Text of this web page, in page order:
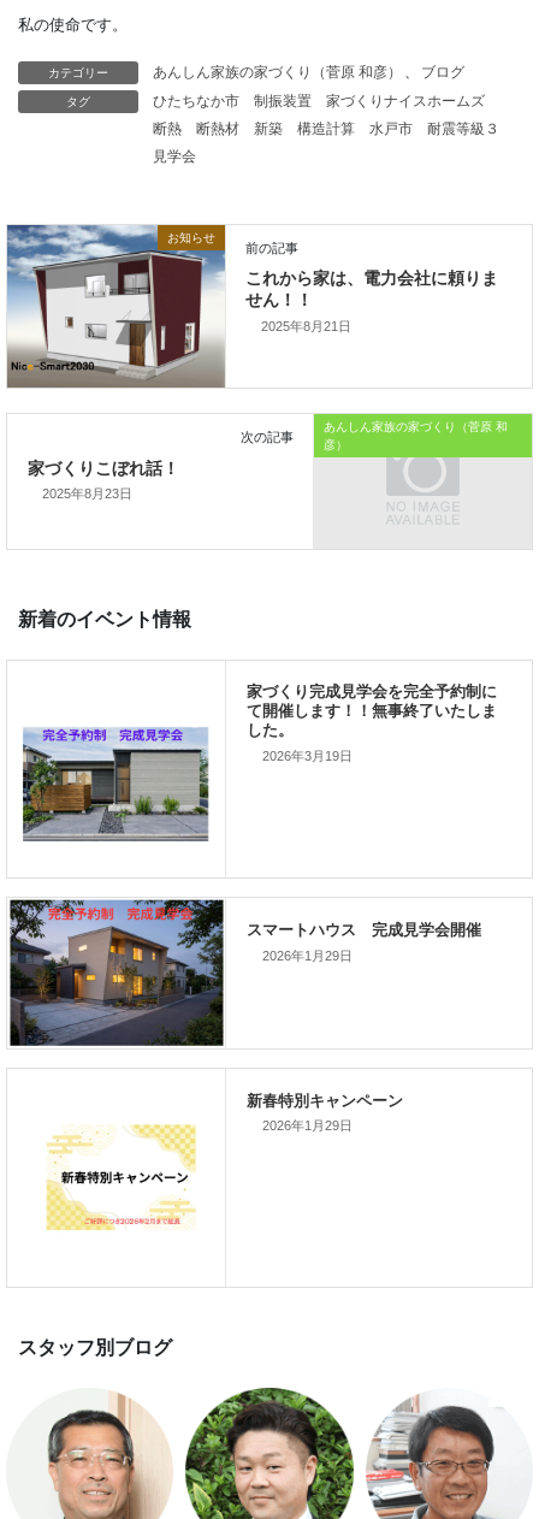
優先順位のメリットを活かせます。
「遊んでから宿題する？
宿題してから遊ぶ？」
というお子さんとの話し合いにも
本日はこれまでです。
では、では。
「家づくりを通じて、
カテゴリー あんしん家族の家づくり（菅原 和彦）
ブログ
タグ
ひたちなか市 制振装置
家づくりナイスホームズ
断熱
断熱材 新築 構造計算 水戸市
耐震等級３
見学会
お知らせ
前の記事
これから家は、電力会社に頼
せん！！
2025年8月21日
あんしん家族の家づくり（菅原 和
彦）
家づくりこぼれ話！
2025年8月23日
2026年3月19日
スマートハウス 完成見学会開催
2026年1月29日
2026年1月29日